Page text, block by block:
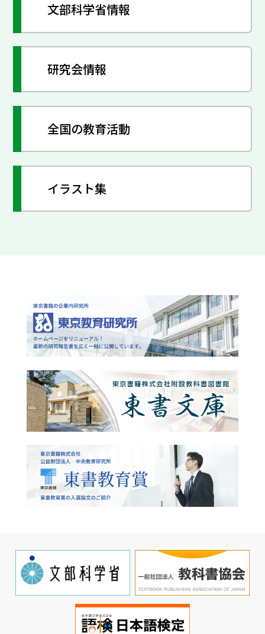
文部科学省情報
研究会情報
全国の教育活動
イラスト集